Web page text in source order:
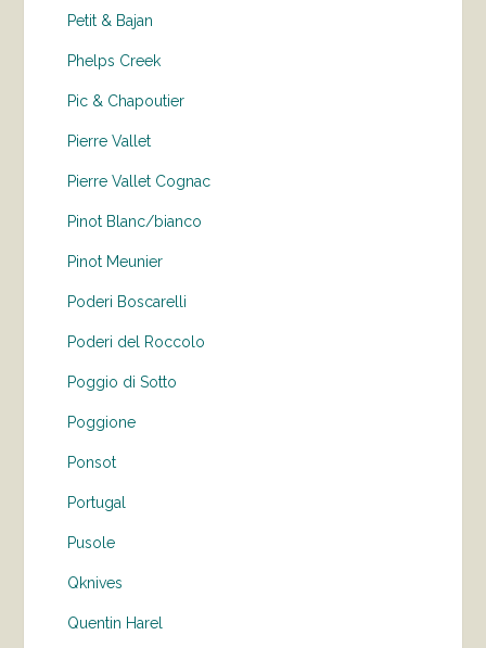
Petit & Bajan
Phelps Creek
Pic & Chapoutier
Pierre Vallet
Pierre Vallet Cognac
Pinot Blanc/bianco
Pinot Meunier
Poderi Boscarelli
Poderi del Roccolo
Poggio di Sotto
Poggione
Ponsot
Portugal
Pusole
Qknives
Quentin Harel